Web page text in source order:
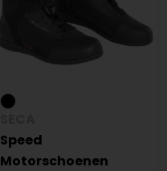
Speed
Motorschoenen